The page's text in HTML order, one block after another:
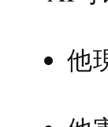
他